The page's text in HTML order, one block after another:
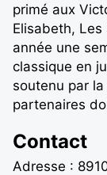
primé aux
Elisabeth,
année une
classique en
soutenu par
partenaires
Contact
Adresse :